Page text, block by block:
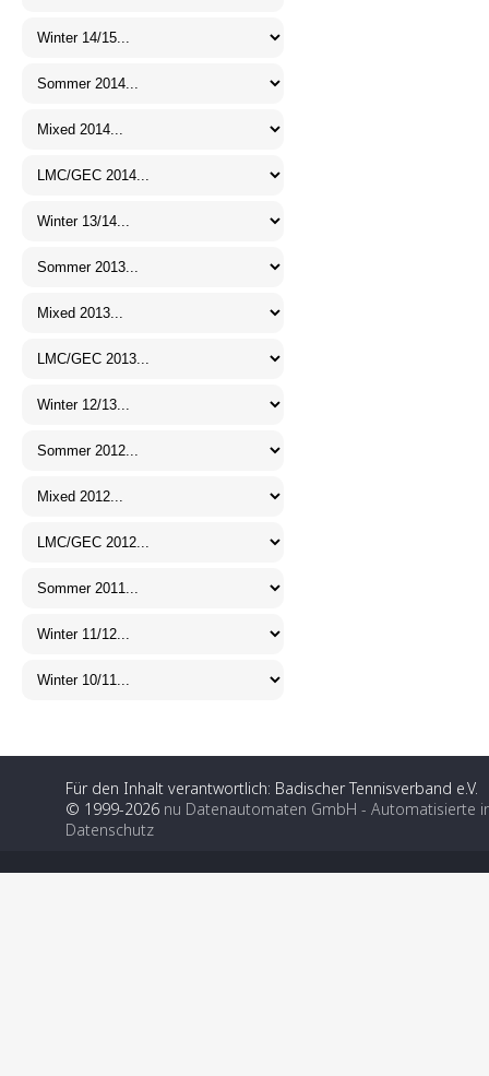
Für den Inhalt verantwortlich: Badischer Tennisverband e.V.
© 1999-2026 nu Datenautomaten GmbH - Automatisierte
Datenschutz